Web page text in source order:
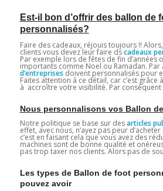
Est-il bon d’offrir des ballon de
personnalisés?
Faire des cadeaux, réjouis toujours !!
clients vous devez leur faire dscadeaux
Par exemple lors de fêtes de fin d’années
importants comme Noel ou Ramadan. Par
d’entreprises doivent personnalisés pour
Faites attention à ce détail, car c’est grâce
à accroître votre visibilité. Par conséquent
Nous personnalisons vos Ballon
Notre politique se base sur desarticles
effet, avec nous, n’ayez pas peur
c’est en faisant cela que vous avez des
machines sont de bonne qualité et
pas trop taxer nos clients. Alors pas de
Les types de Ballon de foot
pouvez avoir